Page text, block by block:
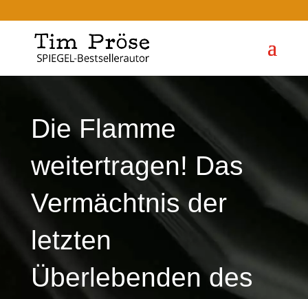
Die Flamme
weitertragen! Das
Vermächtnis der
letzten
Überlebenden des